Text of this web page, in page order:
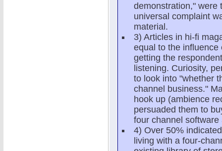
demonstration," were
universal complaint
material.
3) Articles in hi-fi
equal to the
getting the
listening. Curiosity,
to look into "whether
channel business."
hook up (ambience
persuaded them to
four channel
4) Over 50%
living with a four-